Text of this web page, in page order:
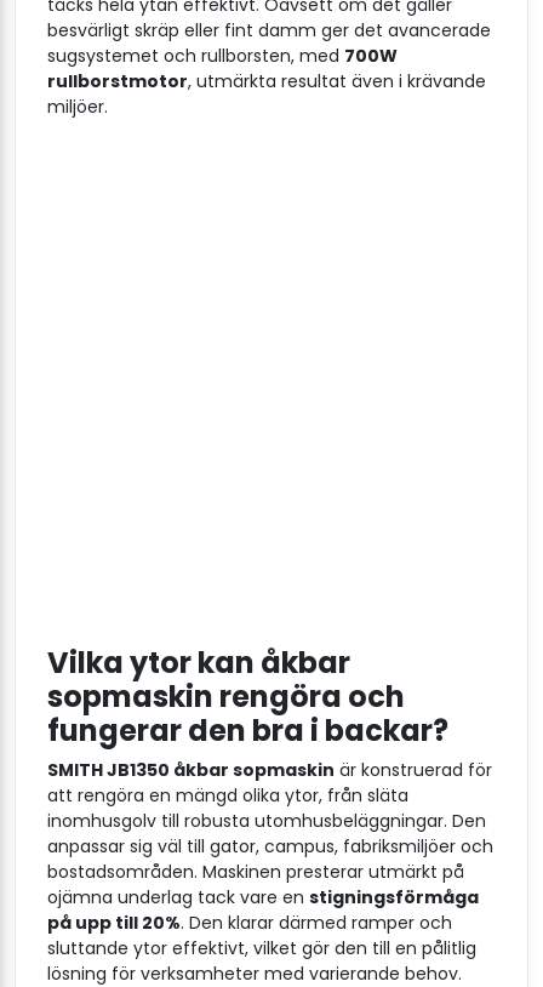
besvärligt skräp eller fint damm ger det avancerade
sugsystemet och rullborsten, med 700W
rullborstmotor, utmärkta resultat även i krävande
miljöer.
Vilka ytor kan åkbar
sopmaskin rengöra och
fungerar den bra i backar?
SMITH JB1350 åkbar sopmaskin är konstruerad för
att rengöra en mängd olika ytor, från släta
inomhusgolv till robusta utomhusbeläggningar. Den
anpassar sig väl till gator, campus, fabriksmiljöer och
bostadsområden. Maskinen presterar utmärkt på
ojämna underlag tack vare en stigningsförmåga
på upp till 20%. Den klarar därmed ramper och
sluttande ytor effektivt, vilket gör den till en pålitlig
lösning för verksamheter med varierande behov.